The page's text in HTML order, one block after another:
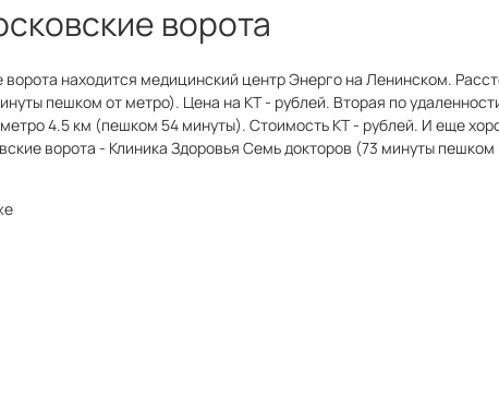
ворота
находится медицинский центр Энерго на Ленинском.
пешком от метро). Цена на КТ - рублей. Вторая по
4.5 км (пешком 54 минуты). Стоимость КТ - рублей. И еще
ворота - Клиника Здоровья Семь докторов (73 минуты пешком